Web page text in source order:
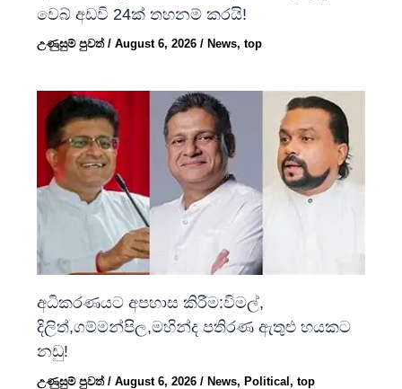
වෙබ් අඩවි 24ක් තහනම් කරයි!
උණුසුම් පුවත්/August 6, 2026/ News,top
අධිකරණයට අපහාස කිරීම:විමල්,
දිලිත්,ගම්මන්පිල,මහින්ද පතිරණ ඇතුළු හයකට
නඩු!
උණුසුම් පුවත්/August 6, 2026/News,Political,top